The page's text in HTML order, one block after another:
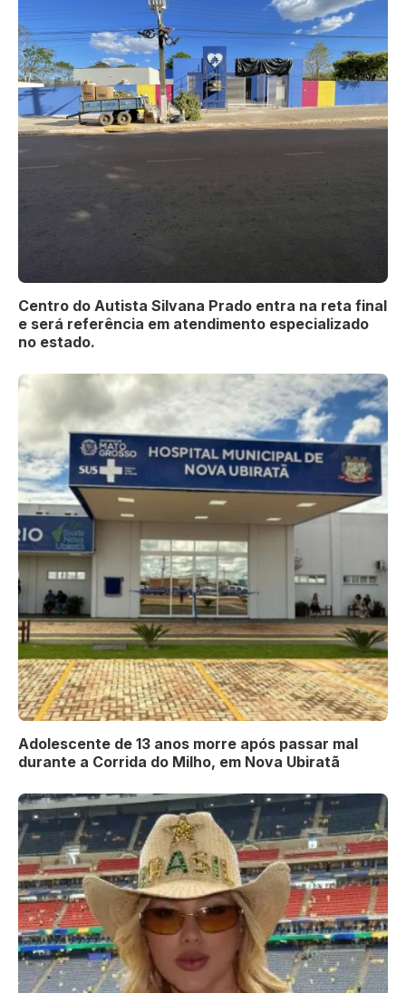
Centro do Autista Silvana Prado entra na reta final
e será referência em atendimento especializado
no estado.
Adolescente de 13 anos morre após passar mal
durante a Corrida do Milho, em Nova Ubiratã